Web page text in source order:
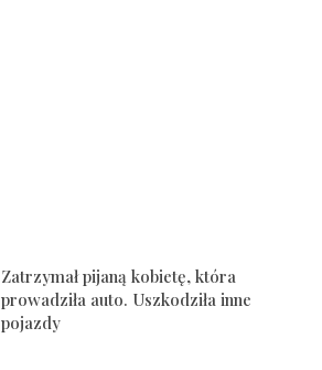
Zatrzymał pijaną kobietę, która
prowadziła auto. Uszkodziła inne
pojazdy